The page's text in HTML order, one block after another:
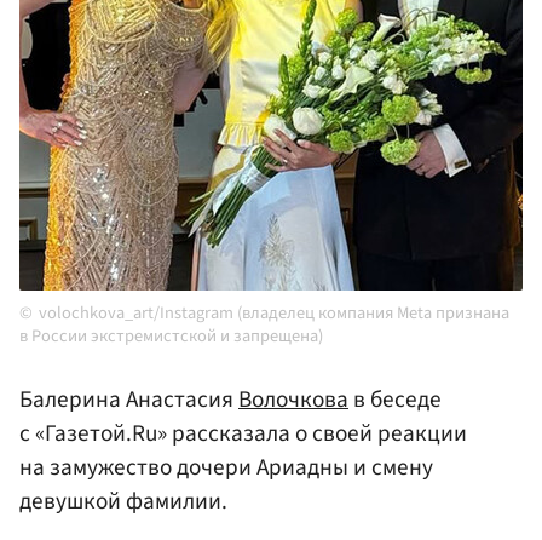
volochkova_art/Instagram (владелец компания Meta признана
в России экстремистской и запрещена)
Балерина АнастасияВолочковав беседе
с «Газетой.Ru» рассказала о своей реакции
на замужество дочери Ариадны и смену
девушкой фамилии.